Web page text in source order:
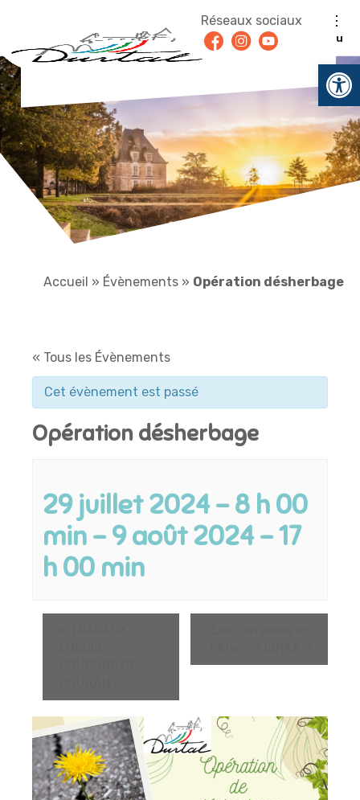
Menu
Réseaux sociaux
FacebookInstagram
Youtube
Accueil » Évènements » Opération désherbage
« Tous les Évènements
Cet évènement est passé
Opération désherbage
29 juillet 2024 - 8 h 00
min-9 août 2024 - 17
h 00 min